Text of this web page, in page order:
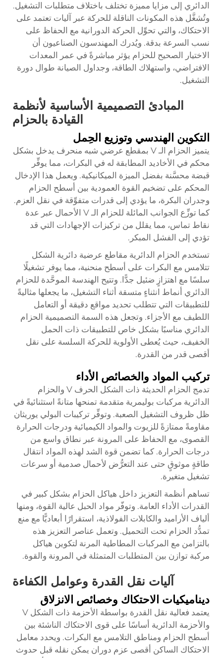
الدائري إلى مزايا مميزة تختلف باختلاف متطلبات التشغيل.
وتُشغَّل هذه المكونات الناقلة للحركة عبر آليات تعتمد على
الاحتكاك، والتي تحوِّل الحركة الدورانية مع الحفاظ على
نسب السرعة بدقة. ويُدرك المهندسون الصناعيون أن
الاختيار الصحيح للحزام يؤثر مباشرةً في عمر المعدات
الافتراضي، واستهلاك الطاقة، وجداول الصيانة طوال دورة
التشغيل.
المبادئ التصميمية الأساسية لأنظمة
القيادة بالحزام
التكوين الهندسي وتوزيع الحِمل
يتميز الحزام الـ V بمقطع عرضي شبه منحرف يدخل بشكل
محكم في الأخاديد المطابقة له في البكرات، مما يوفِّر
قبضة محسَّنة بفضل الميزة الميكانيكية. ويعمل هذا الإدخال
المحكم على تضخيم القوة العمودية بين أسطح الحزام
وجدران البكرة، ما يؤدي إلى قدرات متفوِّقة في نقل العزم.
كما توزِّع الجوانب المائلة للحزام الـ V الأحمال عبر عدة
نقاط تماس، مما يقلل من تركيزات الإجهادات التي قد
تؤدي إلى الفشل المبكر.
تستخدم الحزام الدائرية مقاطع عرضية دائرية الشكل
تتلامس مع البكرات على أسطح منحنية، مما يوفر تشغيلًا
سلسًا مع اهتزازٍ ضئيل جدًّا. وتتيح الهندسة الموحَّدة للحزام
الدائري أنماط انثناءٍ متسقة أثناء التشغيل، ما يجعلها مثاليةً
للتطبيقات التي تتطلب تحديد مواقع دقيقة أو التعامل
اللطيف مع الأجزاء. وتجعل هذه السمة التصميمية الحزام
الدائري مناسبًا بشكل خاص للتطبيقات ذات الحمل
الخفيف، حيث يُعطى الأولوية للحركة السلسة على نقل
أقصى قدر من القدرة.
تركيب المواد والخصائص الأداء
تدمج الحزام الحديثة ذات الشكل الحرف V والحزام
الدائرية مركبات بوليمرية متقدمة تمنحها متانةً استثنائيةً في
ظل ظروف التشغيل الصعبة. وتوفِّر تركيبات البولي يوريثان
مقاومةً ممتازةً للزيوت والمواد الكيميائية ودرجات الحرارة
القصوى، مع الحفاظ على المرونة عبر نطاق واسع من
درجات الحرارة. كما تضمن قوة الشد لهذه المواد انتقال
طاقةٍ موثوقٍ حتى عند التعرُّض لأحمال صدمية أو سرعات
تشغيل متغيرة.
تساهم أنظمة التعزيز داخل هياكل الحزام بشكل كبير في
القدرات الأداء العامة. وتوفّر مواد الحبل عالية القوة، ومنها
ألياف الأراميد والكابلات الفولاذية، استقرارًا أبعاديًّا مع منع
تمدُّد الحزام تحت التحميل. وتعمل عناصر التعزيز هذه
بالتزامن مع المركبات المطاطية المرنة لتكوين هياكل
مركبة توازن بين المتطلبات المتمثلة في المرونة والقوة.
آليات نقل القدرة وعوامل الكفاءة
ديناميكيات الاحتكاك وخصائص الانزلاق
يعتمد فعالية نقل القدرة بواسطة الأحزمة ذات الشكل V
والأحزمة الدائرية أساسًا على قوى الاحتكاك الناشئة بين
أسطح الحزام ومناطق التلامس مع البكرات. ويحدد معامل
الاحتكاك الساكن أقصى عزم دوران يمكن نقله قبل حدوث